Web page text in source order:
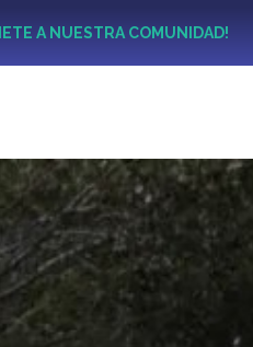
A NUESTRA COMUNIDAD!